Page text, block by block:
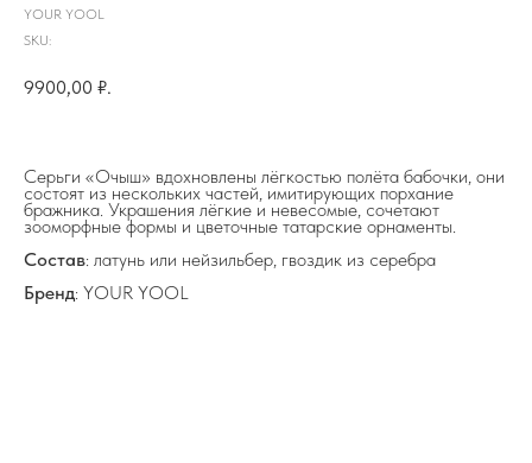
YOUR YOOL
SKU:
9900,00 ₽.
Серьги «Очыш» вдохновлены лёгкостью полёта бабочки, они
состоят из нескольких частей, имитирующих порхание
бражника. Украшения лёгкие и невесомые, сочетают
зооморфные формы и цветочные татарские орнаменты.
Состав: латунь или нейзильбер, гвоздик из серебра
Бренд: YOUR YOOL
Разделы сайта
на главную
info@frwl.store
+7 919 690-30-30